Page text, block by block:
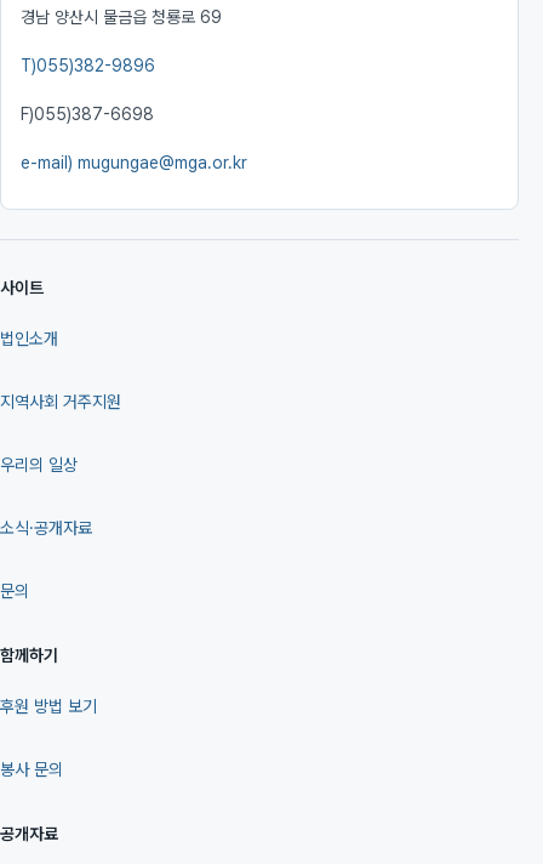
경남 양산시 물금읍 청룡로 69
T)055)382-9896
F)055)387-6698
e-mail) mugungae@mga.or.kr
사이트
법인소개
지역사회 거주지원
우리의 일상
소식·공개자료
문의
함께하기
후원 방법 보기
봉사 문의
공개자료